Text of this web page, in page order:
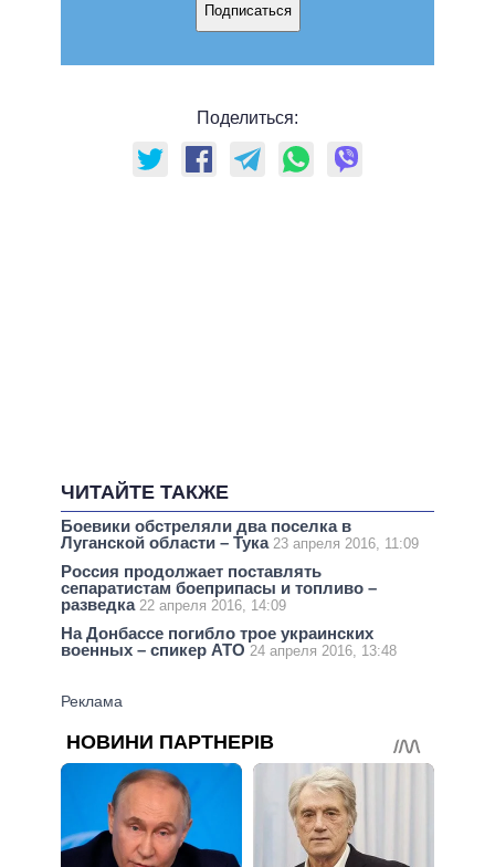
Подписаться
Поделиться:
ЧИТАЙТЕ ТАКЖЕ
Боевики обстреляли два поселка в
Луганской области – Тука 23 апреля 2016, 11:09
Россия продолжает поставлять
сепаратистам боеприпасы и топливо –
разведка 22 апреля 2016, 14:09
На Донбассе погибло трое украинских
военных – спикер АТО 24 апреля 2016, 13:48